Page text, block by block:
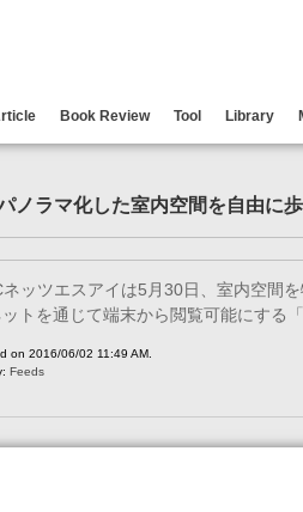
Book Review Tool Library
ノラマ化した室内空間を自由に
ッツエスアイは5月30日、室内空間
ットを通じて端末から閲覧可能にする
on 2016/06/02 11:49 AM.
Feeds